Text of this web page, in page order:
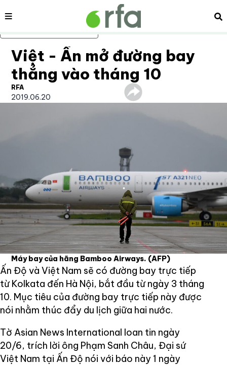
Bỏ qua nội dung chính
Nội dung
Việt - Ấn mở đường bay
thẳng vào tháng 10
RFA
2019.06.20
Máy bay của hãng Bamboo Airways. (AFP)
Ấn Độ và Việt Nam sẽ có đường bay trực tiếp
từ Kolkata đến Hà Nội, bắt đầu từ ngày 3 tháng
10. Mục tiêu của đường bay trực tiếp này được
nói nhằm thúc đẩy du lịch giữa hai nước.
Tờ Asian News International loan tin ngày
20/6, trích lời ông Phạm Sanh Châu, Đại sứ
Việt Nam tại Ấn Độ nói với báo này 1 ngày